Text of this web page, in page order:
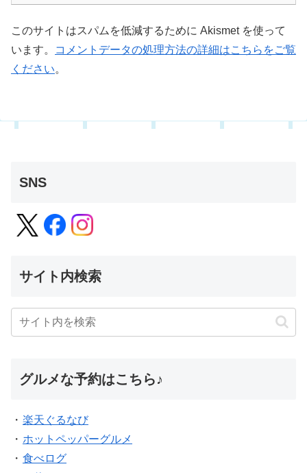
このサイトはスパムを低減するために Akismet を使って
います。
コメントデータの処理方法の詳細はこちらをご覧
ください。
SNS
サイト内検索
グルメな予約はこちら♪
・ 楽天ぐるなび
・ ホットペッパーグルメ
・ 食べログ